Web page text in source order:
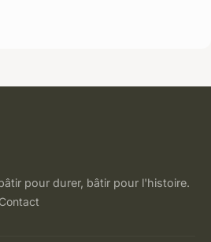
pour durer, bâtir pour l'histoire.
Contact